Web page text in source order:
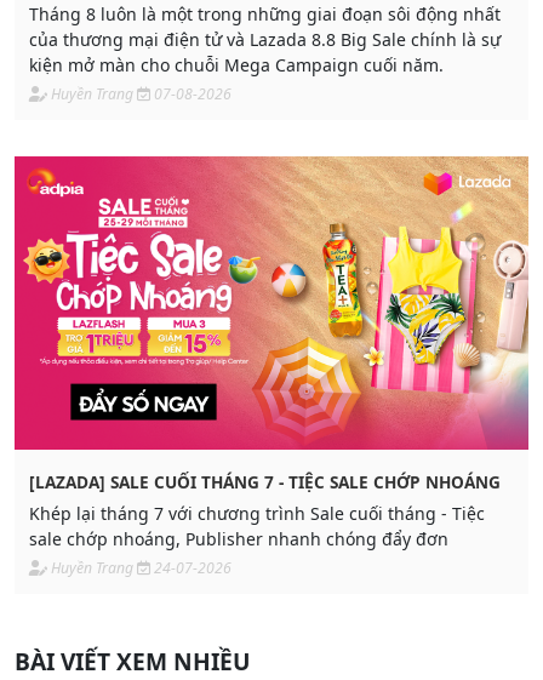
Tháng 8 luôn là một trong những giai đoạn sôi động nhất
của thương mại điện tử và Lazada 8.8 Big Sale chính là sự
kiện mở màn cho chuỗi Mega Campaign cuối năm.
Huyền Trang 07-08-2026
[LAZADA] SALE CUỐI THÁNG 7 - TIỆC SALE CHỚP NHOÁNG
Khép lại tháng 7 với chương trình Sale cuối tháng - Tiệc
sale chớp nhoáng, Publisher nhanh chóng đẩy đơn
Huyền Trang 24-07-2026
BÀI VIẾT XEM NHIỀU